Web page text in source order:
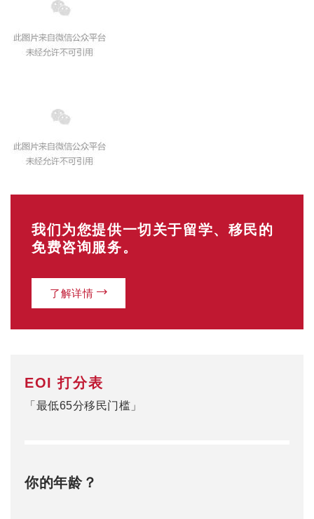
我们为您提供一切关于留学、移民的
免费咨询服务。
了解详情
EOI 打分表
「最低65分移民门槛」
你的年龄？